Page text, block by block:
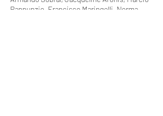
Pannunzio, Francisco Maringelli, Norma